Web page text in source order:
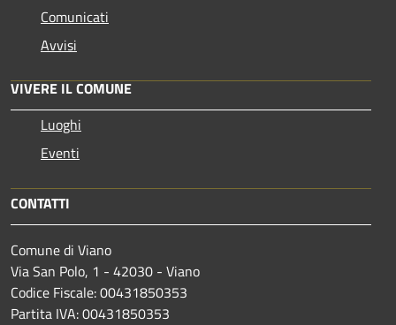
Comunicati
Avvisi
VIVERE IL COMUNE
Luoghi
Eventi
CONTATTI
Comune di Viano
Via San Polo, 1 - 42030 - Viano
Codice Fiscale: 00431850353
Partita IVA: 00431850353